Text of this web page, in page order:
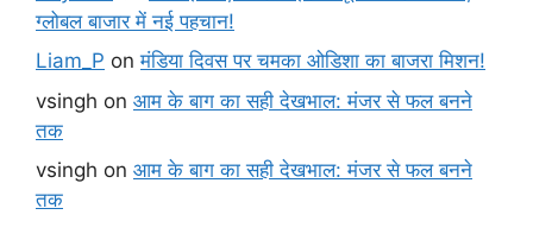
ग्लोबल बाजार में नई पहचान!
Liam_P onमंडिया दिवस पर चमका ओडिशा का बाजरा मिशन!
vsingh on आम के बाग का सही देखभाल: मंजर से फल बनने
तक
vsingh on आम के बाग का सही देखभाल: मंजर से फल बनने
तक